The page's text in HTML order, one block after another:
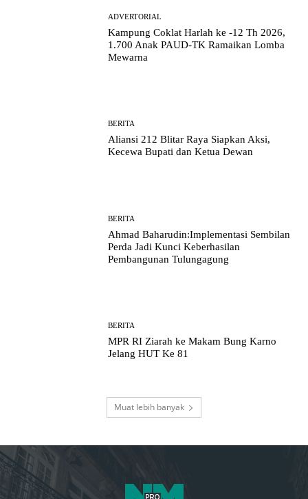
ADVERTORIAL
Kampung Coklat Harlah ke -12 Th 2026,
1.700 Anak PAUD-TK Ramaikan Lomba
Mewarna
BERITA
Aliansi 212 Blitar Raya Siapkan Aksi,
Kecewa Bupati dan Ketua Dewan
BERITA
Ahmad Baharudin:Implementasi Sembilan
Perda Jadi Kunci Keberhasilan
Pembangunan Tulungagung
BERITA
MPR RI Ziarah ke Makam Bung Karno
Jelang HUT Ke 81
Muat lebih banyak